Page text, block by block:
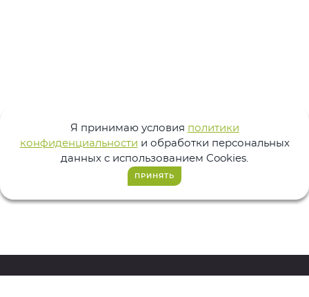
Я принимаю условия политики
конфиденциальности и обработки персональных
данных с использованием Cookies.
ПРИНЯТЬ